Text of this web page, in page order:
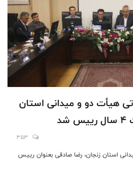
هیأت دو و میدانی استان
353
استان زنجان، رضا صادقی بعنوان رییس